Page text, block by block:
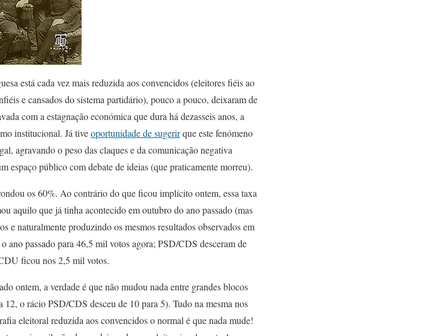
está cada vez mais reduzida aos convencidos (eleitores fiéis ao
e cansados do sistema partidário), pouco a pouco, deixaram de
com a estagnação económica que dura há dezasseis anos, a
institucional. Já tiveoportunidade de sugerirque este fenómeno
agravando o peso das claques e da comunicação negativa
espaço público com debate de ideias (que praticamente morreu).
os 60%. Ao contrário do que ficou implícito ontem, essa taxa
aquilo que já tinha acontecido em outubro do ano passado (mas
e naturalmente produzindo os mesmos resultados observados em
passado para 46,5 mil votos agora; PSD/CDS desceram de
ficou nos 2,5 mil votos.
ontem, a verdade é que não mudou nada entre grandes blocos
o rácio PSD/CDS desceu de 10 para 5). Tudo na mesma nos
eleitoral reduzida aos convencidos o normal é que nada mude!